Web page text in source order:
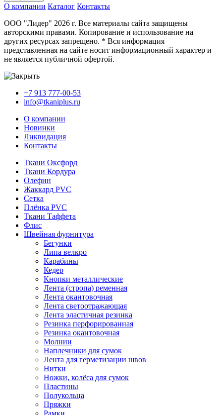
О компании Каталог Контакты
ООО "Лидер" 2026 г. Все материалы сайта защищены
авторскими правами. Копирование и использование на
других ресурсах запрещено. * Вся информация
представленная на сайте носит информационный характер и
не является публичной офертой.
+7 913 777-00-53
info@tkaniplus.ru
О компании
Новинки
Ликвидация
Контакты
Ткани Оксфорд
Ткани Кордура
Олефин
Жаккард PVC
Сетка
Плёнка PVC
Ткани Таффета
Флис
Швейная фурнитура
Бегунки
Липа велкро
Карабины
Кедер
Кнопки металлические
Лента (стропа) ременная
Лента окантовочная
Лента светоотражающая
Лента эластичная резинка
Резинка перфорированная
Резинка окантовочная
Молнии
Наплечники для сумок
Лента для герметизации швов
Нитки
Ножки, колёса для сумок
Пластины
Полукольца
Пряжки
Рамки